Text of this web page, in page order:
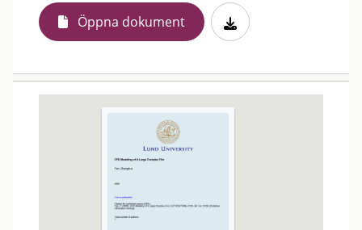
Öppna dokument